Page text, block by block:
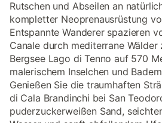
Rutschen und Abseilen an
kompletter Neoprenausrüstung
Entspannte Wanderer spazieren
Canale durch mediterrane
Bergsee Lago di Tenno auf 570
malerischem Inselchen und
Genießen Sie die traumhaften
di Cala Brandinchi bei San
puderzuckerweißen Sand,